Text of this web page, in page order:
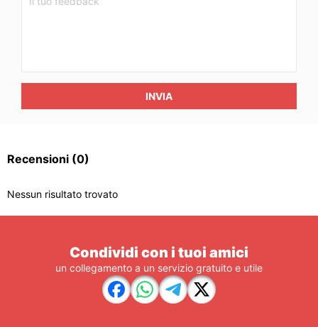
INVIA
Recensioni (0)
Nessun risultato trovato
Condividi con i tuoi amici
un collegamento a un servizio gratuito e utile